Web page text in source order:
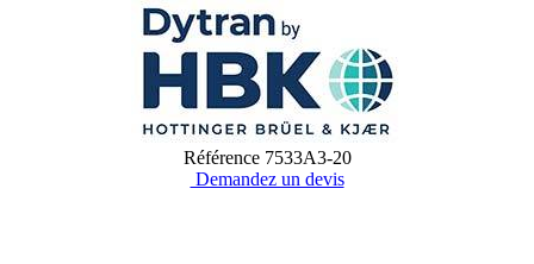
Référence 7533A3-20
Demandez un devis